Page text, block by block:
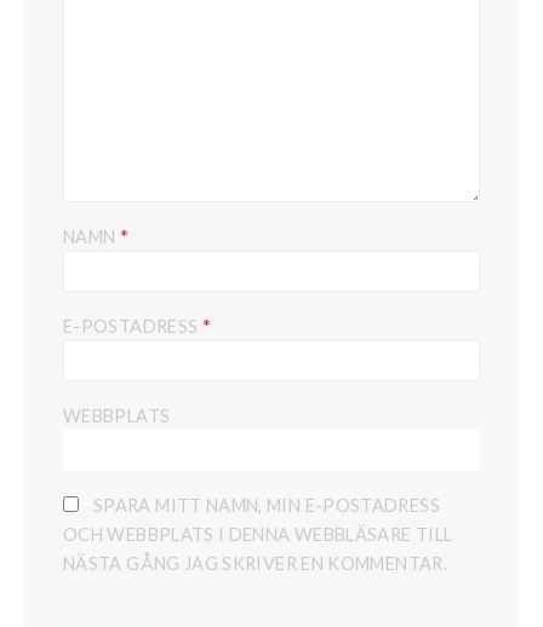
NAMN *
E-POSTADRESS *
WEBBPLATS
SPARA MITT NAMN, MIN E-POSTADRESS
OCH WEBBPLATS I DENNA WEBBLÄSARE TILL
NÄSTA GÅNG JAG SKRIVER EN KOMMENTAR.